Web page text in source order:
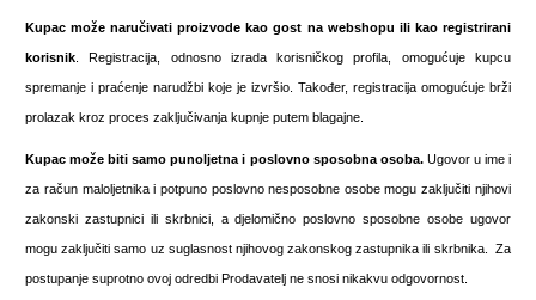
Kupac može naručivati proizvode kao gost na webshopu ili kao registrirani
korisnik . Registracija, odnosno izrada korisničkog profila, omogućuje kupcu
spremanje i praćenje narudžbi koje je izvršio. Također, registracija omogućuje brži
prolazak kroz proces zaključivanja kupnje putem blagajne.
Kupac može biti samo punoljetna i poslovno sposobna osoba.Ugovor u ime i
za račun maloljetnika i potpuno poslovno nesposobne osobe mogu zaključiti njihovi
zakonski zastupnici ili skrbnici, a djelomično poslovno sposobne osobe ugovor
mogu zaključiti samo uz suglasnost njihovog zakonskog zastupnika ili skrbnika. Za
postupanje suprotno ovoj odredbi Prodavatelj ne snosi nikakvu odgovornost.